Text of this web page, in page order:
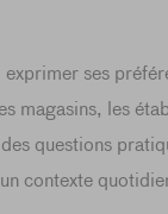
ses
magasins, les
questions
contexte